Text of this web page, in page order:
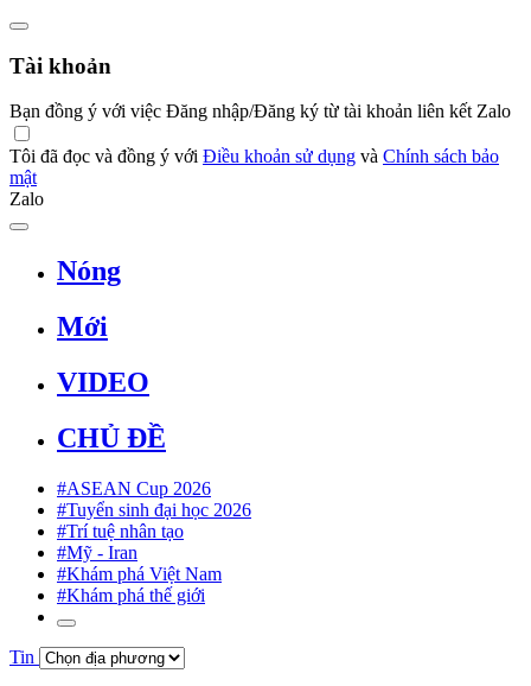
Tài khoản
Bạn đồng ý với việc Đăng nhập/Đăng ký từ tài khoản liên kết Zalo
Tôi đã đọc và đồng ý với Điều khoản sử dụng và Chính sách bảo
mật
Zalo
Nóng
Mới
VIDEO
CHỦ ĐỀ
#ASEAN Cup 2026
#Tuyển sinh đại học 2026
#Trí tuệ nhân tạo
#Mỹ - Iran
#Khám phá Việt Nam
#Khám phá thế giới
Tin